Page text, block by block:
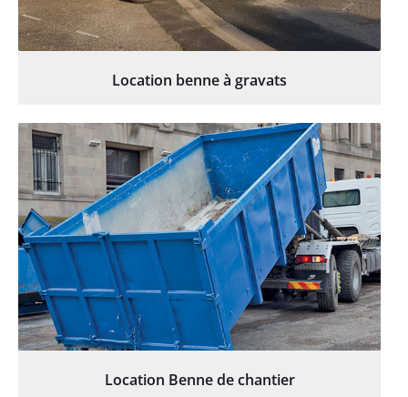
Location benne à gravats
Location Benne de chantier